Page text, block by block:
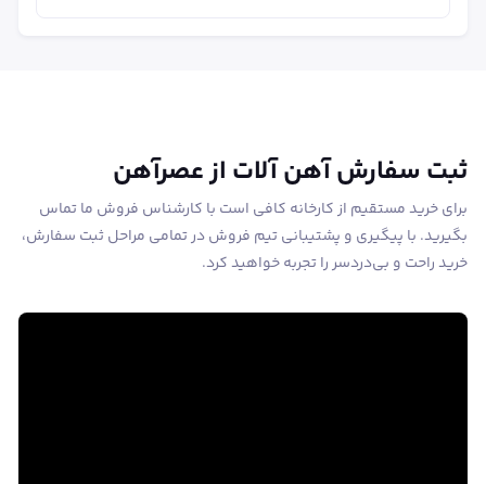
ثبت سفارش آهن آلات از عصرآهن
برای خرید مستقیم از کارخانه کافی است با کارشناس فروش ما تماس
بگیرید. با پیگیری و پشتیبانی تیم فروش در تمامی مراحل ثبت سفارش،
خرید راحت و بی‌دردسر را تجربه خواهید کرد.